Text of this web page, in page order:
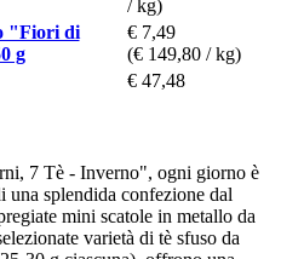
/ kg)
"Fiori di
g
€ 7,49
(€ 149,80 / kg)
€ 47,48
7 Tè - Inverno", ogni giorno è
splendida confezione dal
mini scatole in metallo da
varietà di tè sfuso da